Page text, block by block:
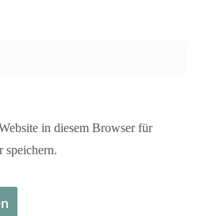
in diesem Browser für
speichern.